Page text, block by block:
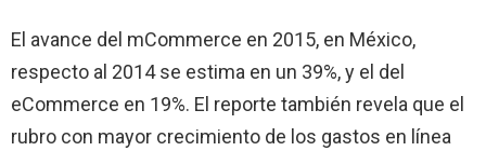
El avance del mCommerce en 2015, en México,
respecto al 2014 se estima en un 39%, y el del
eCommerce en 19%. El reporte también revela que el
rubro con mayor crecimiento de los gastos en línea